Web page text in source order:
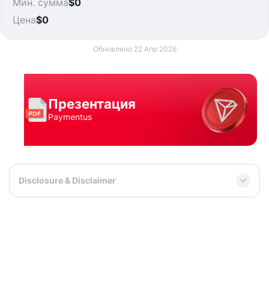
$0
Цена
$0
Мин. сумма
Обновлено 22 Апр 2026
Презентация
Paymentus
Disclosure & Disclaimer